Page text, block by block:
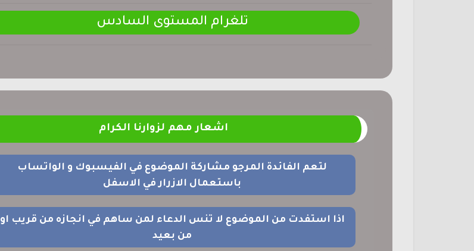
تلغرام المستوى السادس
اشعار مهم لزوارنا الكرام
لتعم الفائدة المرجو مشاركة الموضوع في الفيسبوك و الواتساب
باستعمال الازرار في الاسفل
اذا استفدت من الموضوع لا تنس الدعاء لمن ساهم في انجازه من قريب او
من بعيد